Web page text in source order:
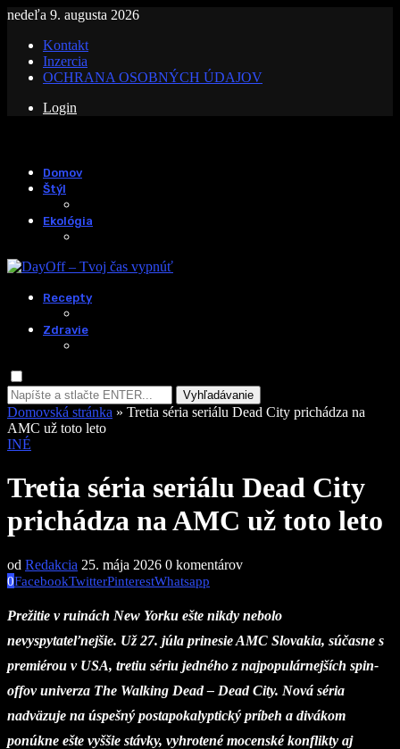
nedeľa 9. augusta 2026
Kontakt
Inzercia
OCHRANA OSOBNÝCH ÚDAJOV
Login
Domov
Štýl
Ekológia
Recepty
Zdravie
Vyhľadávanie
Domovská stránka » Tretia séria seriálu Dead City prichádza na
AMC už toto leto
INÉ
Tretia séria seriálu Dead City
prichádza na AMC už toto leto
od Redakcia 25. mája 2026 0 komentárov
0FacebookTwitterPinterestWhatsapp
Prežitie v ruinách New Yorku ešte nikdy nebolo
nevyspytateľnejšie. Už 27. júla prinesie AMC Slovakia, súčasne s
premiérou v USA, tretiu sériu jedného z najpopulárnejších spin-
offov univerza The Walking Dead – Dead City. Nová séria
nadväzuje na úspešný postapokalyptický príbeh a divákom
ponúkne ešte vyššie stávky, vyhrotené mocenské konflikty aj